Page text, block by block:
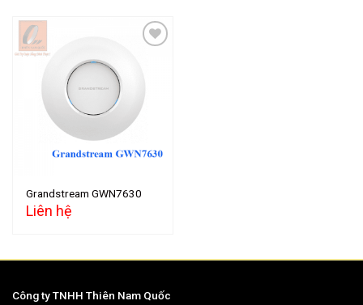
Grandstream GWN7630
Liên hệ
Công ty TNHH Thiên Nam Quốc